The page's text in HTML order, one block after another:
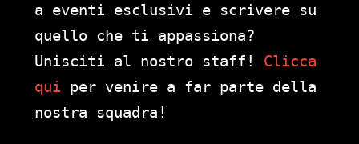
a eventi esclusivi e scrivere su
quello che ti appassiona?
Unisciti al nostro staff! Clicca
qui per venire a far parte della
nostra squadra!